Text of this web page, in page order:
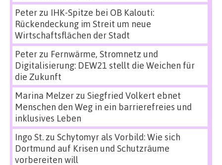
Peterzu IHK-Spitze bei OB Kalouti:
Rückendeckung im Streit um neue
Wirtschaftsflächen der Stadt
Peterzu Fernwärme, Stromnetz und
Digitalisierung: DEW21 stellt die Weichen für
die Zukunft
Marina Melzerzu Siegfried Volkert ebnet
Menschen den Weg in ein barrierefreies und
inklusives Leben
Ingo St.zu Schytomyr als Vorbild: Wie sich
Dortmund auf Krisen und Schutzräume
vorbereiten will